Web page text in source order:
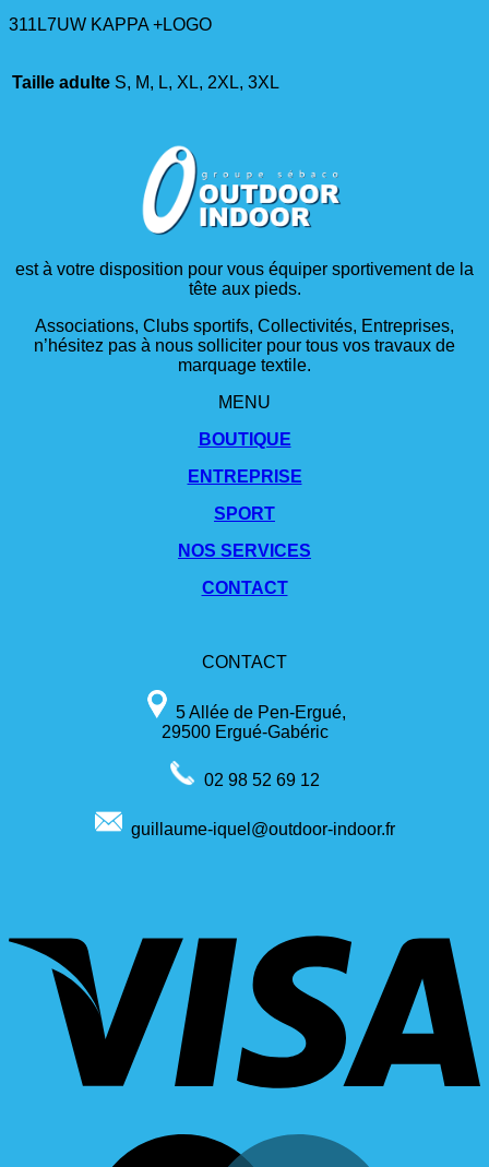
311L7UW KAPPA +LOGO
Taille adulte S, M, L, XL, 2XL, 3XL
est à votre disposition pour vous équiper sportivement de la
tête aux pieds.
Associations, Clubs sportifs, Collectivités, Entreprises,
n’hésitez pas à nous solliciter pour tous vos travaux de
marquage textile.
MENU
BOUTIQUE
ENTREPRISE
SPORT
NOS SERVICES
CONTACT
CONTACT
5 Allée de Pen-Ergué,
29500 Ergué-Gabéric
02 98 52 69 12
guillaume-iquel@outdoor-indoor.fr